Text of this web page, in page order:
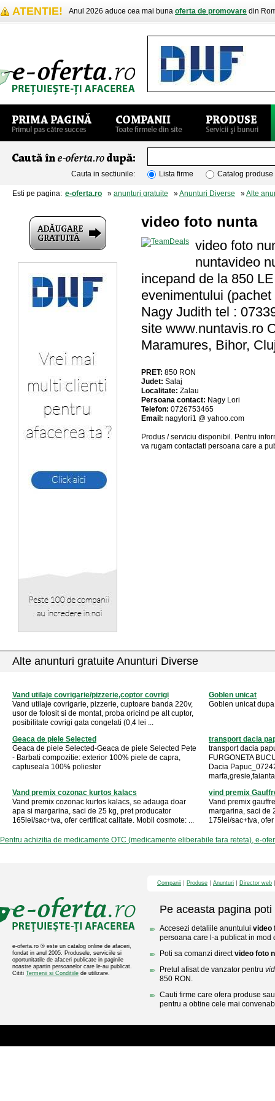
ATENTIE! Anul 2026 aduce cea mai buna oferta de promovare din
Cauta in sectiunile: Lista firme Catalog produse
Esti pe pagina: e-oferta.ro » anunturi gratuite »Anunturi Diverse »Alte
video foto nunta
video foto
nuntavideo
incepand de la 850
evenimentului
Nagy Judith tel :
site www.nuntavis.ro
Maramures, Bihor,
PRET: 850 RON
Judet: Salaj
Localitate: Zalau
Persoana contact: Nagy Lori
Telefon: 0726753465
Email: nagylori1 @ yahoo.com
Produs / serviciu disponibil . Pentru
va rugam contactati persoana care a
Alte anunturi gratuite Anunturi Diverse
Vand utilaje covrigarie/pizzerie,coptor covrigi
Vand utilaje covrigarie, pizzerie, cuptoare banda 220v,
usor de folosit si de montat, proba oricind pe alt cuptor,
posibilitate covrigi gata congelati (0,4 lei ...
Goblen unicat
Goblen unicat
Geaca de piele Selected
Geaca de piele Selected-Geaca de piele Selected Pete
- Barbati compozitie: exterior 100% piele de capra,
captuseala 100% poliester
transport dacia
transport dacia
FURGONETA
Dacia
Vand premix cozonac kurtos kalacs
Vand premix cozonac kurtos kalacs, se adauga doar
apa si margarina, saci de 25 kg, pret producator
165lei/sac+tva, ofer certificat calitate. Mobil cosmote: ...
vind premix
Vand premix
margarina, saci de
175lei/sac+tva,
Pentru achizitia de medicamente OTC (medicamente eliberabile fara reteta), e-
e-oferta.ro ® este un catalog online de afaceri,
fondat in anul 2005. Produsele, serviciile si
oportunitatile de afaceri publicate in paginile
noastre apartin persoanelor care le-au publicat.
Cititi Termenii si Conditiile de utilizare.
Companii Produse Anunturi Director web
Pe aceasta pagina poti
Accesezi detaliile anuntului video
persoana care l-a publicat in mod
Poti sa comanzi directvideo foto
Pretul afisat de vanzator pentru
850 RON.
Cauti firme care ofera produse
pentru a obtine cele mai